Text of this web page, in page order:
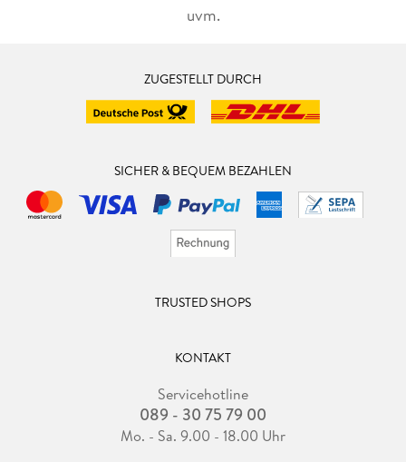
uvm.
ZUGESTELLT DURCH
SICHER & BEQUEM BEZAHLEN
TRUSTED SHOPS
KONTAKT
Servicehotline
089 - 30 75 79 00
Mo. - Sa. 9.00 - 18.00 Uhr